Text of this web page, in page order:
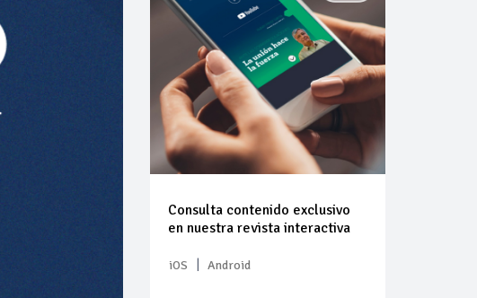
meta
Consulta contenido exclusivo
en nuestra revista interactiva
iOS | Android